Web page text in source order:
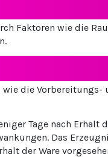
Faktoren wie die
die
Tage nach
Das
der Ware